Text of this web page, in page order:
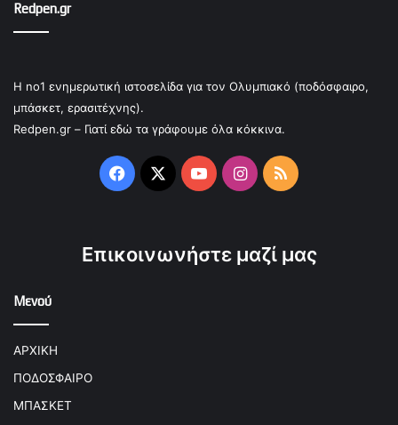
Redpen.gr
Η no1 ενημερωτική ιστοσελίδα για τον Ολυμπιακό (ποδόσφαιρο,
μπάσκετ, ερασιτέχνης).
Redpen.gr – Γιατί εδώ τα γράφουμε όλα κόκκινα.
Facebook
X YouTubeInstagram
RSS
Επικοινωνήστε μαζί μας
Μενού
ΑΡΧΙΚΗ
ΠΟΔΟΣΦΑΙΡΟ
ΜΠΑΣΚΕΤ